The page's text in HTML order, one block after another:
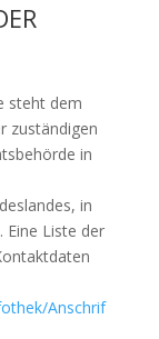
steht dem
zuständigen
in
in
Eine Liste der
Anschrif